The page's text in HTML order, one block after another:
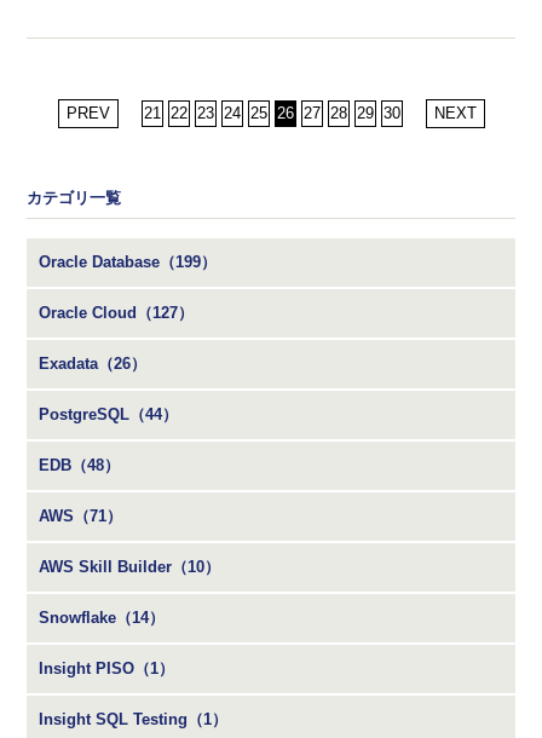
PREV 21 22 23 24 25 26 27 28 29 30 NEXT
カテゴリ一覧
Oracle Database（199）
Oracle Cloud（127）
Exadata（26）
PostgreSQL（44）
EDB（48）
AWS（71）
AWS Skill Builder（10）
Snowflake（14）
Insight PISO（1）
Insight SQL Testing（1）